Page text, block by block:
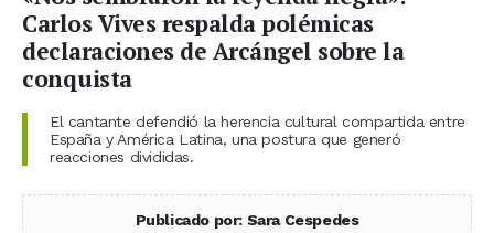
Carlos Vives respalda polémicas
declaraciones de Arcángel sobre la
conquista
El cantante defendió la herencia cultural compartida entre
España y América Latina, una postura que generó
reacciones divididas.
Publicado por: Sara Cespedes